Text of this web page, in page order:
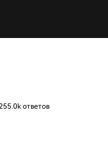
ответов